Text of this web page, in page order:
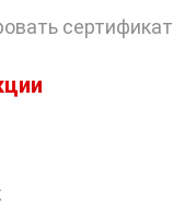
сертификат